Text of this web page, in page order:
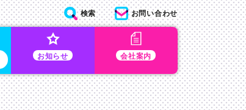
お知らせ 会社案内
検索 お問い合わせ